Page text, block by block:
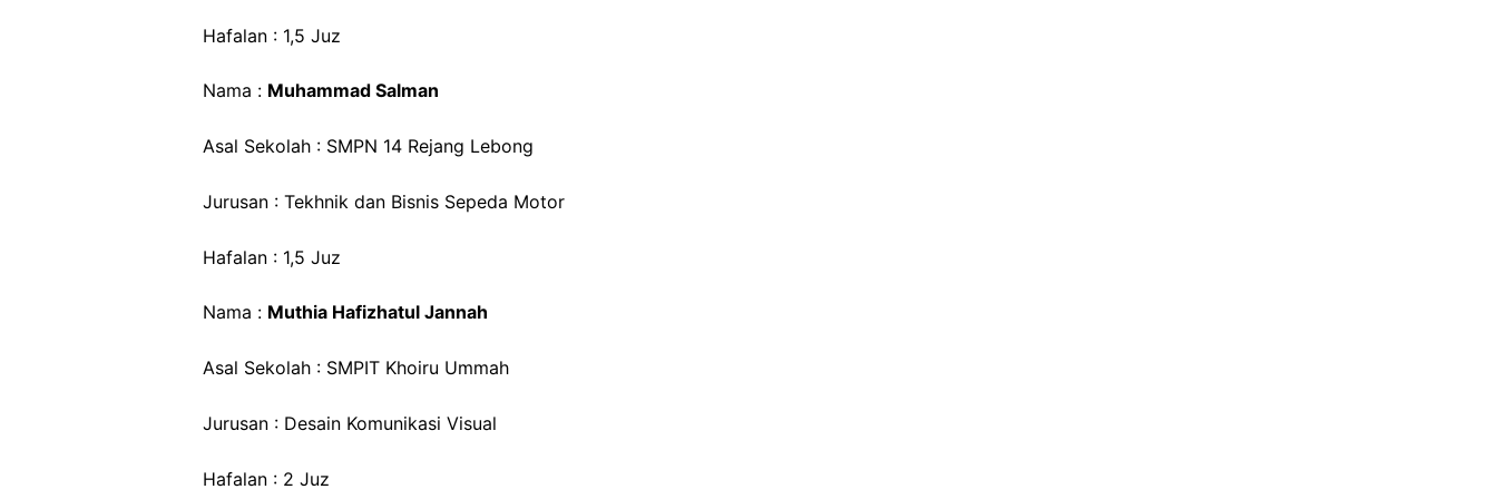
Hafalan : 1,5 Juz
Nama : Muhammad Salman
Asal Sekolah : SMPN 14 Rejang Lebong
Jurusan : Tekhnik dan Bisnis Sepeda Motor
Hafalan : 1,5 Juz
Nama : Muthia Hafizhatul Jannah
Asal Sekolah : SMPIT Khoiru Ummah
Jurusan : Desain Komunikasi Visual
Hafalan : 2 Juz